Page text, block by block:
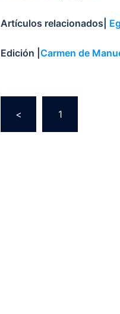
Artículos relacionados|
Edición | Carmen de
< 1